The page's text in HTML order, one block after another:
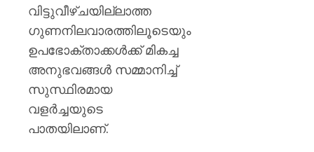
വിട്ടുവീഴ്ചയില്ലാത്ത
ഗുണനിലവാരത്തിലൂടെയും
ഉപഭോക്താക്കൾക്ക് മികച്ച
അനുഭവങ്ങൾ സമ്മാനിച്ച്
സുസ്ഥിരമായ
വളർച്ചയുടെ
പാതയിലാണ്.